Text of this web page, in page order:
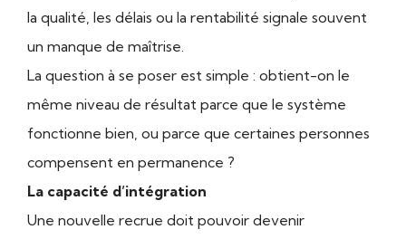
la qualité, les délais ou la rentabilité signale souvent
un manque de maîtrise.
La question à se poser est simple : obtient-on le
même niveau de résultat parce que le système
fonctionne bien, ou parce que certaines personnes
compensent en permanence ?
La capacité d’intégration
Une nouvelle recrue doit pouvoir devenir